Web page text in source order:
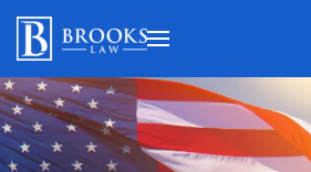
Skip to main content